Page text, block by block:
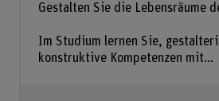
Gestalten Sie die Lebensräume
Im Studium lernen Sie,
konstruktive Kompetenzen mit...